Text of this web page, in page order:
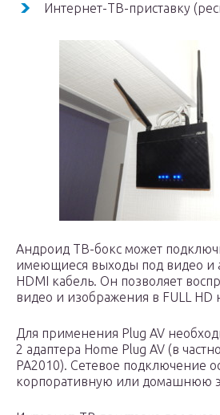
Интернет-ТВ-приставку
Андроид ТВ-бокс может
имеющиеся выходы под видео и
HDMI кабель. Он позволяет
видео и изображения в FULL HD
Для применения Plug AV
2 адаптера Home Plug AV (в
PA2010). Сетевое подключение
корпоративную или домашнюю